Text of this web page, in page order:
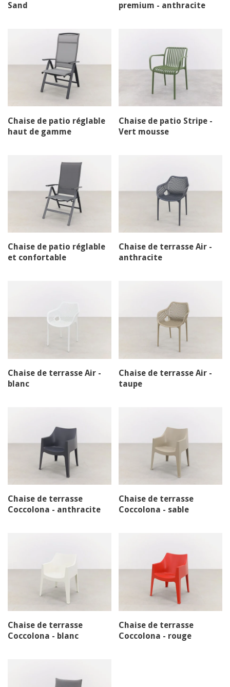
Sand
premium - anthracite
Chaise de patio réglable
haut de gamme
Chaise de patio Stripe -
Vert mousse
Chaise de patio réglable
et confortable
Chaise de terrasse Air -
anthracite
Chaise de terrasse Air -
blanc
Chaise de terrasse Air -
taupe
Chaise de terrasse
Coccolona - anthracite
Chaise de terrasse
Coccolona - sable
Chaise de terrasse
Coccolona - blanc
Chaise de terrasse
Coccolona - rouge